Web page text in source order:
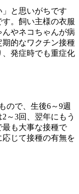
」と思いがちです
。飼い主様の衣服
やネコちゃんが病
的なワクチン接種
発症時でも重症化
ので、生後6～9週
～3回、翌年にもう
も大事な接種で
じて接種の有無を